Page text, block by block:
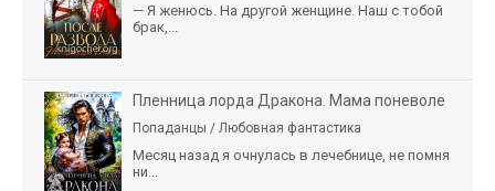
— Я женюсь. На другой женщине. Наш с тобой
брак,...
Пленница лорда Дракона. Мама поневоле
Попаданцы / Любовная фантастика
Месяц назад я очнулась в лечебнице, не помня
ни...